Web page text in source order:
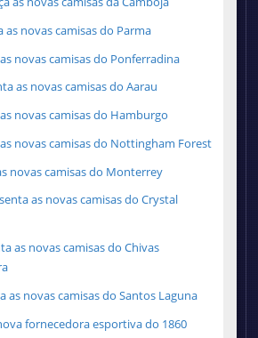
as novas camisas do Parma
novas camisas do Ponferradina
as novas camisas do Aarau
novas camisas do Hamburgo
novas camisas do Nottingham Forest
novas camisas do Monterrey
as novas camisas do Crystal
as novas camisas do Chivas
as novas camisas do Santos Laguna
fornecedora esportiva do 1860